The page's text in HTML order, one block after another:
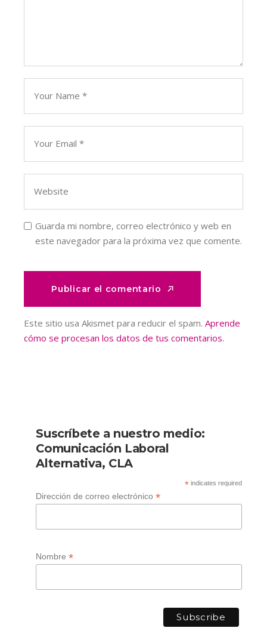
Guarda mi nombre, correo electrónico y web en
este navegador para la próxima vez que comente.
Publicar el comentario
Este sitio usa Akismet para reducir el spam.Aprende
cómo se procesan los datos de tus comentarios.
Suscríbete a nuestro medio:
Comunicación Laboral
Alternativa, CLA
*indicates required
Dirección de correo electrónico*
Nombre*